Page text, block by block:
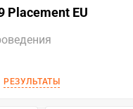
Placement EU
РЕЗУЛЬТАТЫ